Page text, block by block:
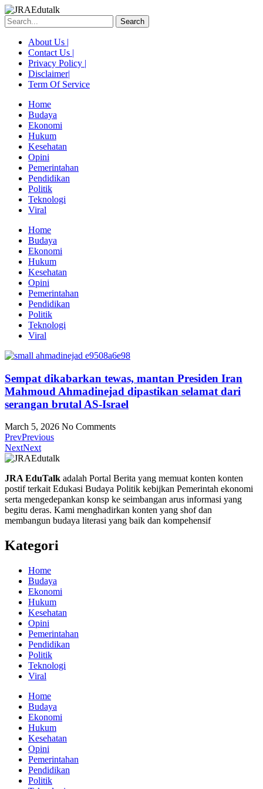
Skip
to
content
Search
About Us |
Contact Us |
Privacy Policy |
Disclaimer|
Term Of Service
Home
Budaya
Ekonomi
Hukum
Kesehatan
Opini
Pemerintahan
Pendidikan
Politik
Teknologi
Viral
Menu
Home
Budaya
Ekonomi
Hukum
Kesehatan
Opini
Pemerintahan
Pendidikan
Politik
Teknologi
Viral
Sempat dikabarkan tewas, mantan Presiden Iran
Mahmoud Ahmadinejad dipastikan selamat dari
serangan brutal AS-Israel
March 5, 2026 No Comments
PrevPrevious
NextNext
JRA EduTalk adalah Portal Berita yang memuat konten konten
postif terkait Edukasi Budaya Politik kebijkan Pemerintah ekonomi
serta mengedepankan konsp ke seimbangan arus informasi yang
begitu deras. Kami menghadirkan konten yang shof dan
membangun budaya literasi yang baik dan kompehensif
Kategori
Home
Budaya
Ekonomi
Hukum
Kesehatan
Opini
Pemerintahan
Pendidikan
Politik
Teknologi
Viral
Home
Budaya
Ekonomi
Hukum
Kesehatan
Opini
Pemerintahan
Pendidikan
Politik